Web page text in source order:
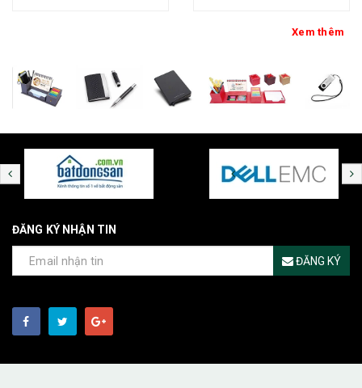
Xem thêm
ĐĂNG KÝ NHẬN TIN
ĐĂNG KÝ